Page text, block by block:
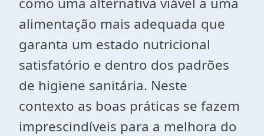
alimentação mais adequada que
garanta um estado nutricional
satisfatório e dentro dos padrões
de higiene sanitária. Neste
contexto as boas práticas se fazem
imprescindíveis para a melhora do